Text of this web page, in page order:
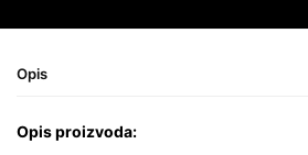
Opis
Opis proizvoda: